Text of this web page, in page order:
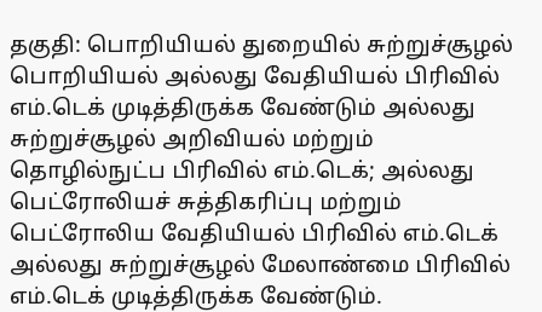
தகுதி: பொறியியல் துறையில் சுற்றுச்சூழல்
பொறியியல் அல்லது வேதியியல் பிரிவில்
எம்.டெக் முடித்திருக்க வேண்டும் அல்லது
சுற்றுச்சூழல் அறிவியல் மற்றும்
தொழில்நுட்ப பிரிவில் எம்.டெக்; அல்லது
பெட்ரோலியச் சுத்திகரிப்பு மற்றும்
பெட்ரோலிய வேதியியல் பிரிவில் எம்.டெக்
அல்லது சுற்றுச்சூழல் மேலாண்மை பிரிவில்
எம்.டெக் முடித்திருக்க வேண்டும்.